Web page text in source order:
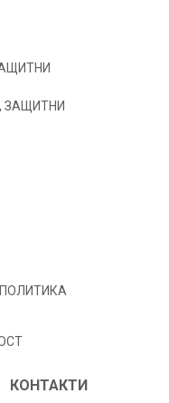
ЗАЩИТНИ
КОНТАКТИ